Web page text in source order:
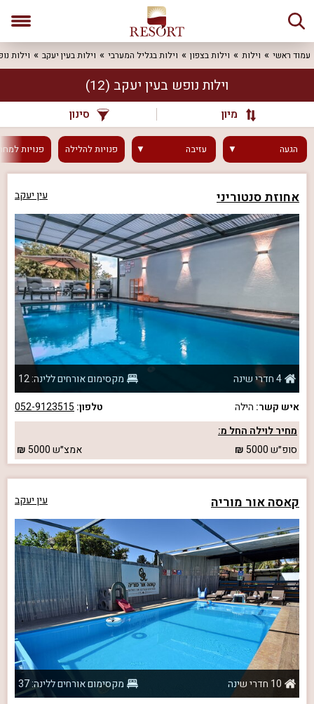
עמוד ראשי וילות וילות בצפון וילות בגליל המערבי וילות בעין יעקב וילות
וילות נופש בעין יעקב (12)
מיון סינון
הגעה עזיבה פנויותלהלילה פנויות
אחוזת סנטוריני עין יעקב
4 חדרי שינה
מקסימום אורחים ללינה: 12
איש קשר: הילה טלפון: 052-9123515
מחיר לוילה החל מ:
סופ״ש5000 אמצ״ש5000
קאסה אור מוריה עין יעקב
10 חדרי שינה
מקסימום אורחים ללינה: 37